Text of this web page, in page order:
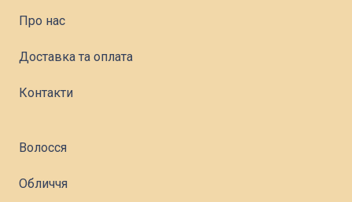
Про нас
Доставка та оплата
Контакти
Волосся
Обличчя